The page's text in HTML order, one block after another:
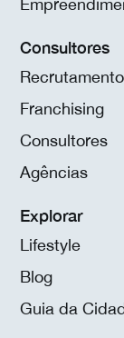
Consultores
Recrutamento
Franchising
Consultores
Agências
Explorar
Lifestyle
Blog
Guia da